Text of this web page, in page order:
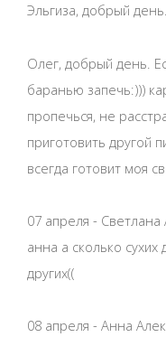
Эльгиза, добрый
Олег, добрый день.
баранью запечь:)))
пропечься, не
приготовить другой
всегда готовит моя
07 апреля -
анна а сколько
других((
08 апреля - Анна